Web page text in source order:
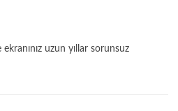
uzun yıllar sorunsuz